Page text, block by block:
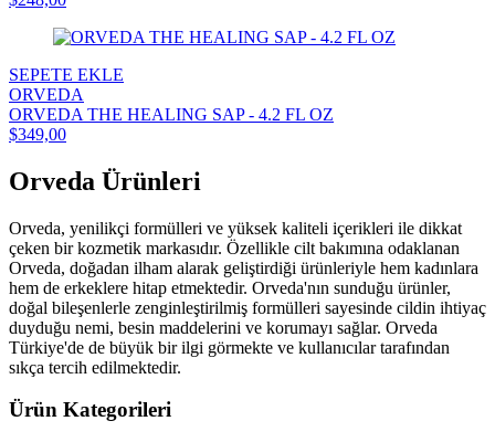
SEPETE EKLE
ORVEDA
ORVEDA THE HEALING SAP - 4.2 FL OZ
$349,00
Orveda Ürünleri
Orveda, yenilikçi formülleri ve yüksek kaliteli içerikleri ile dikkat
çeken bir kozmetik markasıdır. Özellikle cilt bakımına odaklanan
Orveda, doğadan ilham alarak geliştirdiği ürünleriyle hem kadınlara
hem de erkeklere hitap etmektedir. Orveda'nın sunduğu ürünler,
doğal bileşenlerle zenginleştirilmiş formülleri sayesinde cildin ihtiyaç
duyduğu nemi, besin maddelerini ve korumayı sağlar. Orveda
Türkiye'de de büyük bir ilgi görmekte ve kullanıcılar tarafından
sıkça tercih edilmektedir.
Ürün Kategorileri